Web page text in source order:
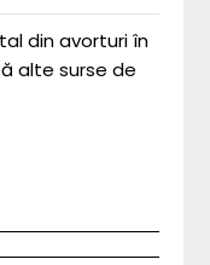
din avorturi în
alte surse de